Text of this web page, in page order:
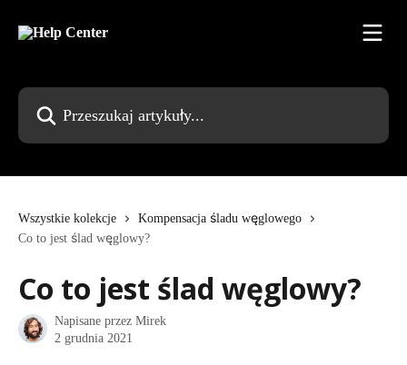
Przeszukaj artykuły...
Wszystkie kolekcje
Kompensacja śladu węglowego
Co to jest ślad węglowy?
Co to jest ślad węglowy?
Napisane przez Mirek
2 grudnia 2021